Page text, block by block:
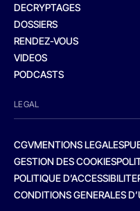
DECRYPTAGES
DOSSIERS
RENDEZ-VOUS
VIDEOS
PODCASTS
LEGAL
CGVMENTIONS LEGALES
GESTION DES COOKIES
POLITIQUE D’ACCESSIBILITE
CONDITIONS GENERALES